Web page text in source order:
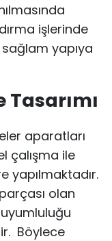
işlerinde
yapıya
aparatları
çalışma ile
yapılmaktadır.
olan
Böylece